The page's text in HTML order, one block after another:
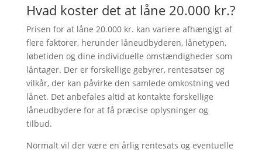
Hvad koster det at låne 20.000 kr.?
Prisen for at låne 20.000 kr. kan variere afhængigt af
flere faktorer, herunder låneudbyderen, lånetypen,
løbetiden og dine individuelle omstændigheder som
låntager. Der er forskellige gebyrer, rentesatser og
vilkår, der kan påvirke den samlede omkostning ved
lånet. Det anbefales altid at kontakte forskellige
låneudbydere for at få præcise oplysninger og
tilbud.
Normalt vil der være en årlig rentesats og eventuelle